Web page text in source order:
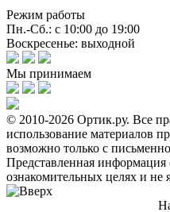
Режим работы
Пн.-Сб.: с 10:00 до 19:00
Воскресенье: выходной
Мы принимаем
© 2010-2026 Ортик.ру. Все
использование материалов
возможно только с
Представленная информация
ознакомительных целях и не